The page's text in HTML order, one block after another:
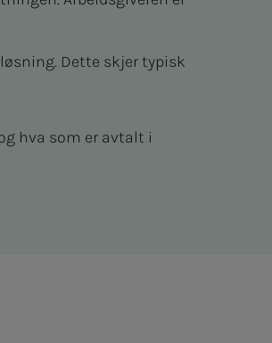
Dette skjer typisk
hva som er avtalt i